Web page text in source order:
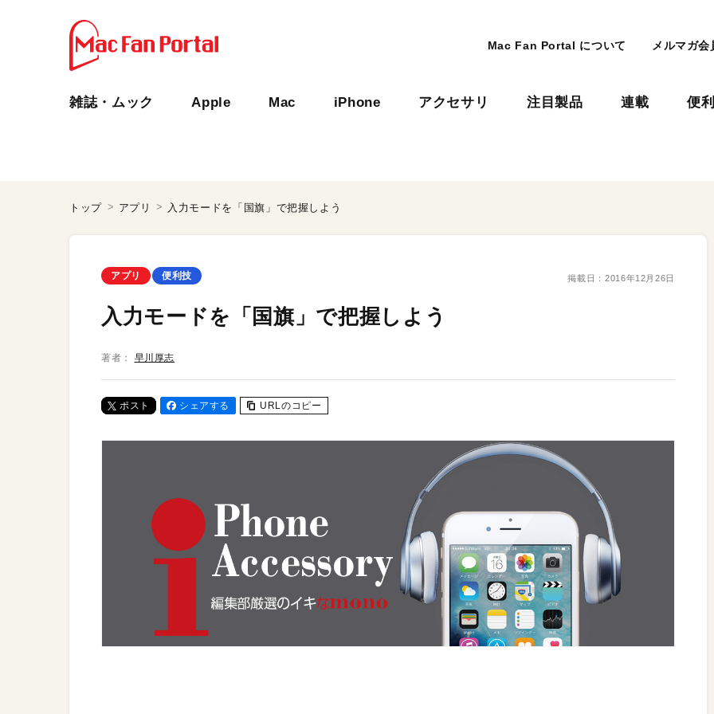
Mac Fan Portal について メルマガ会
雑誌・ムック Apple Mac iPhone アクセサリ 注目製品 連載 便
トップ アプリ 入力モードを「国旗」で把握しよう
アプリ 便利技 掲載日： 2016年12月26日
入力モードを「国旗」で把握しよう
著者： 早川厚志
ポスト シェアする URLのコピー